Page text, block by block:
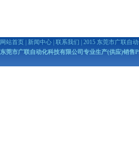
网站首页 新闻中心 联系我们 | 2015 东莞市广联自
东莞市广联自动化科技有限公司专业生产(供应)销